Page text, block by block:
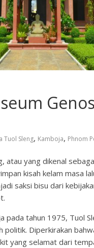
Tuol Sleng, Kamboja, Phnom
atau yang dikenal
kisah kelam masa
saksi bisu dari
pada tahun 1975, Tuol
politik. Diperkirakan
yang selamat dari